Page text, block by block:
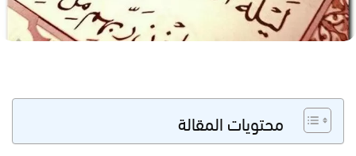
محتويات المقالة